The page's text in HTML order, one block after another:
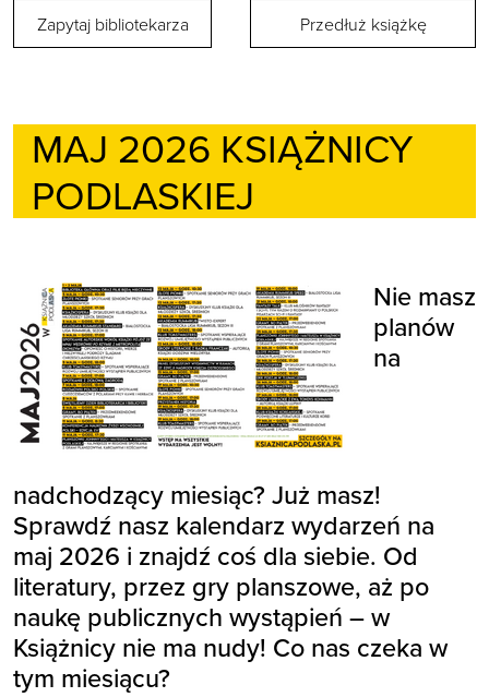
Zapytaj bibliotekarza Przedłuż książkę
MAJ 2026 KSIĄŻNICY
PODLASKIEJ
Nie masz
planów
na
nadchodzący miesiąc? Już masz!
Sprawdź nasz kalendarz wydarzeń na
maj 2026 i znajdź coś dla siebie. Od
literatury, przez gry planszowe, aż po
naukę publicznych wystąpień – w
Książnicy nie ma nudy! Co nas czeka w
tym miesiącu?